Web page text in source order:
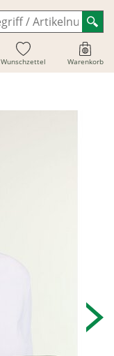
Wunschzettel Warenkorb